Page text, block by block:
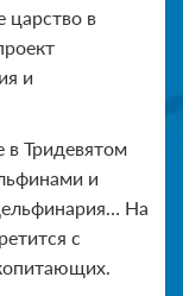
царство в
и
Тридевятом
и
На
с